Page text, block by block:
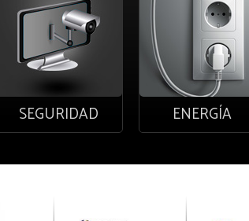
SEGURIDAD ENERGÍA